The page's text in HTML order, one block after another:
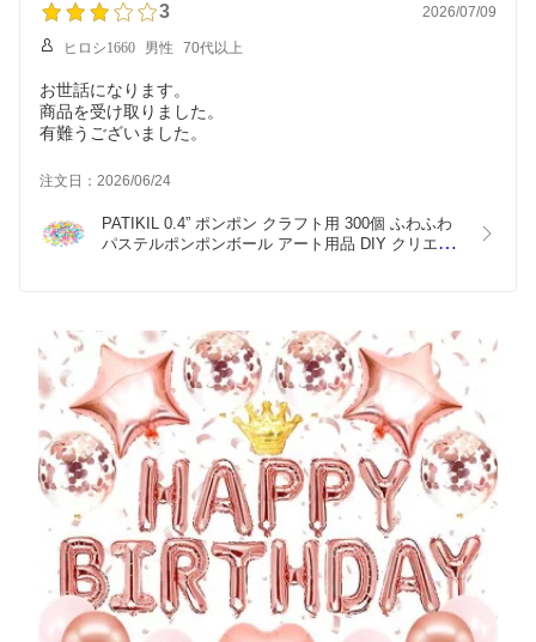
3 2026/07/09
ヒロシ1660 男性 70代以上
お世話になります。
商品を受け取りました。
有難うございました。
注文日：2026/06/24
PATIKIL 0.4” ポンポン クラフト用 300個 ふわふわ
パステルポンポンボール アート用品 DIY クリエイ